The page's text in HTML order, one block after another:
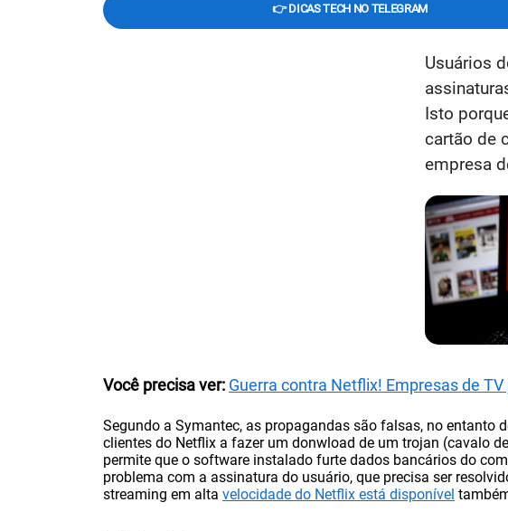
👉 DICAS TECH NO TELEGRAM
Usuários
Isto
cartão de
empresa
Você precisa ver: Guerra contra Netflix! Empresas de
Segundo a Symantec, as propagandas são falsas, no entanto
clientes do Netflix a fazer um donwload de um trojan (cavalo
permite que o software instalado furte dados bancários do
problema com a assinatura do usuário, que precisa ser
streaming em alta velocidade do Netflix está disponível